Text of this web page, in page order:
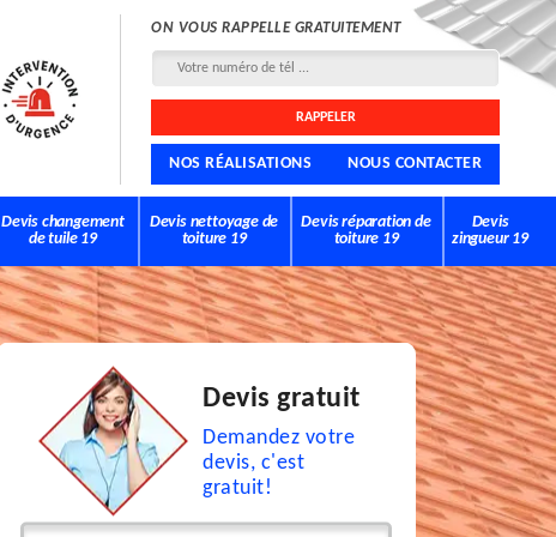
ON VOUS RAPPELLE GRATUITEMENT
NOS RÉALISATIONS NOUS CONTACTER
Devis changement
de tuile 19
Devis nettoyage de
toiture 19
Devis réparation de
toiture 19
Devis
zingueur 19
Devis gratuit
Demandez votre
devis, c'est
gratuit!